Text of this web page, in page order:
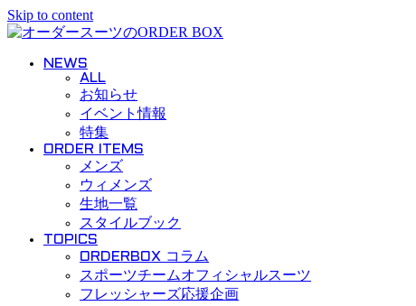
Skip to content
NEWS
ALL
お知らせ
イベント情報
特集
ORDER ITEMS
メンズ
ウィメンズ
生地一覧
スタイルブック
TOPICS
ORDERBOX コラム
スポーツチームオフィシャルスーツ
フレッシャーズ応援企画